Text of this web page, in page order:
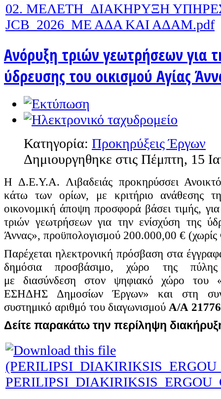
02. ΜΕΛΕΤΗ_ΔΙΑΚΗΡΥΞΗ
JCB_2026_ΜΕ ΑΔΑ ΚΑΙ ΑΔΑΜ.pdf
Ανόρυξη τριών γεωτρήσεων για
ύδρευσης του οικισμού Αγίας
Κατηγορία: Προκηρύξεις Έργων
Δημιουργηθηκε στις Πέμπτη, 15
Η Δ.Ε.Υ.Α. Λιβαδειάς προκηρύσσει
κάτω των ορίων, με κριτήριο ανάθεσης
οικονομική άποψη προσφορά βάσει τιμής,
τριών γεωτρήσεων για την ενίσχύση της
Άννας», προϋπολογισμού 200.000,00 €
Παρέχεται ηλεκτρονική πρόσβαση στα
δημόσια προσβάσιμο, χώρο της
με διασύνδεση στον ψηφιακό χώρο του
ΕΣΗΔΗΣ Δημοσίων Έργων» και στη
συστημικό αριθμό του διαγωνισμού Α/Α
Δείτε παρακάτω την περίληψη